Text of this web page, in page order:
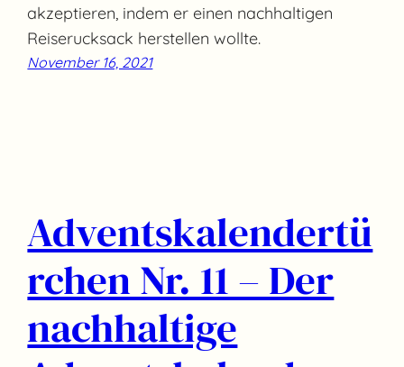
akzeptieren, indem er einen nachhaltigen
Reiserucksack herstellen wollte.
November 16, 2021
Adventskalendertü
rchen Nr. 11 – Der
nachhaltige